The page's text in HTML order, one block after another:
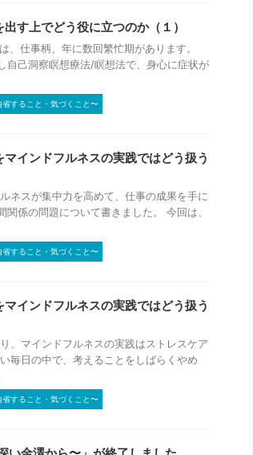
す上でどう役に立つのか（１）
、仕事柄、年に数回繁忙期があります。
自己洞察瞑想療法/瞑想法で、身心に症状が
省すること・気づくこと〜
インドフルネスの実践ではどう扱う
ネスが集中力を高めて、仕事の成果を手に
係の問題について書きました。 今回は、
省すること・気づくこと〜
インドフルネスの実践ではどう扱う
、マインドフルネスの実践はストレスケア
毎日の中で、考えることをしばらくやめ
省すること・気づくこと〜